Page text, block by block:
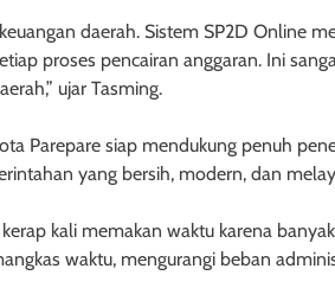
daerah. Sistem SP2D Online
proses pencairan anggaran. Ini
ujar Tasming.
Parepare siap mendukung penuh
yang bersih, modern, dan
kali memakan waktu karena
waktu, mengurangi beban